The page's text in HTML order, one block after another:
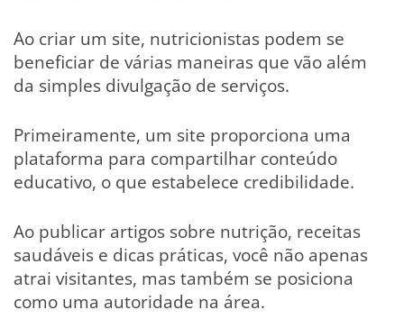
Ao criar um site, nutricionistas podem se
beneficiar de várias maneiras que vão além
da simples divulgação de serviços.
Primeiramente, um site proporciona uma
plataforma para compartilhar conteúdo
educativo, o que estabelece credibilidade.
Ao publicar artigos sobre nutrição, receitas
saudáveis e dicas práticas, você não apenas
atrai visitantes, mas também se posiciona
como uma autoridade na área.